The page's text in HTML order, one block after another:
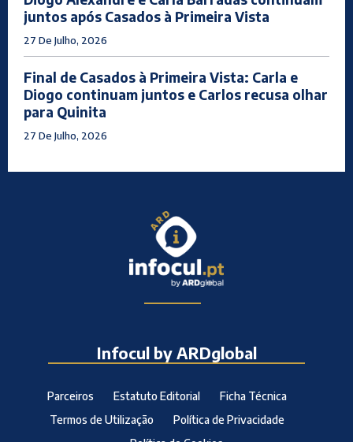
juntos após Casados à Primeira Vista
27 De Julho, 2026
Final de Casados à Primeira Vista: Carla e
Diogo continuam juntos e Carlos recusa olhar
para Quinita
27 De Julho, 2026
Infocul by ARDglobal
Parceiros Estatuto Editorial
Ficha Técnica
Termos de Utilização
Política de Privacidade